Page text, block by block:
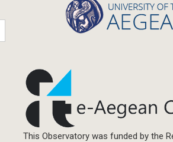
This Observatory was funded by the